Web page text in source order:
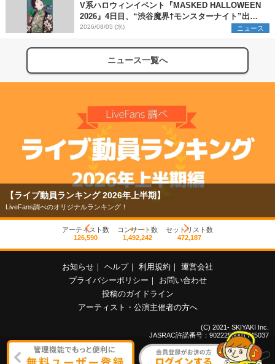
V系ハロウィンイベント『MASKED HALLOWEEN
2026』4日目、“渋谷魔界†モンスターナイト”出演6
組を発表
2026/08/05 (水) ニュース
ニュース一覧へ
【ライブ動員ランキング 2026年上半期】
LiveFans調べのオリジナルランキング！
アーティスト数
126,590
コンサート数
1,492,242
セットリスト数
472,187
お知らせ ｜ ヘルプ｜ 利用規約 ｜ 運営会社
プライバシーポリシー ｜
お問い合わせ
投稿のガイドライン
アーティスト・公演主催者の方へ
(C) 2021- SKIYAKI Inc.
JASRAC許諾番号：9022255001Y45037